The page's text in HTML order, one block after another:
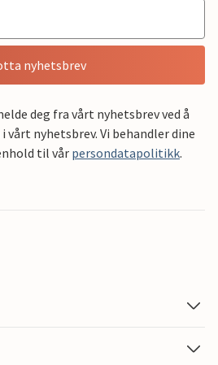
nyhetsbrev
deg fra vårt nyhetsbrev ved å
vårt nyhetsbrev. Vi behandler dine
til vår persondatapolitikk.